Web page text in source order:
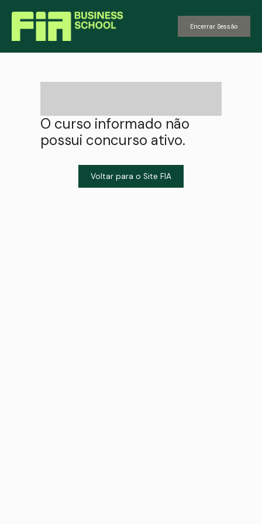
Encerrar Sessão
O curso informado não
possui concurso ativo.
Voltar para o Site FIA